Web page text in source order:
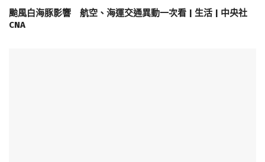
颱風白海豚影響 航空、海運交通異動一次看 | 生活 | 中央社
CNA